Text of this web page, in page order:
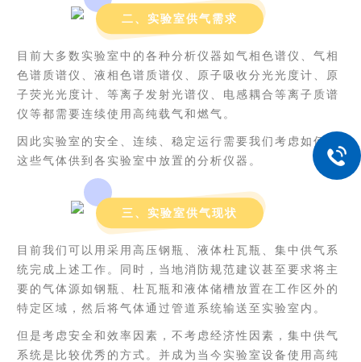
二、实验室供气需求
目前大多数实验室中的各种分析仪器如气相色谱仪、气相
色谱质谱仪、液相色谱质谱仪、原子吸收分光光度计、原
子荧光光度计、等离子发射光谱仪、电感耦合等离子质谱
仪等都需要连续使用高纯载气和燃气。
因此实验室的安全、连续、稳定运行需要我们考虑如何将
这些气体供到各实验室中放置的分析仪器。
三、实验室供气现状
目前我们可以用采用高压钢瓶、液体杜瓦瓶、集中供气系
统完成上述工作。同时，当地消防规范建议甚至要求将主
要的气体源如钢瓶、杜瓦瓶和液体储槽放置在工作区外的
特定区域，然后将气体通过管道系统输送至实验室内。
但是考虑安全和效率因素，不考虑经济性因素，集中供气
系统是比较优秀的方式。并成为当今实验室设备使用高纯